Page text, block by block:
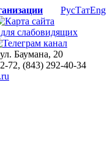
РусТатEng
Баумана, 20
72, (843) 292-40-34